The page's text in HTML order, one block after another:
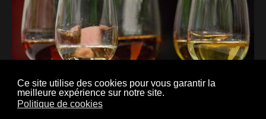
Ce site utilise des cookies pour vous garantir la
meilleure expérience sur notre site.
Politique de cookies